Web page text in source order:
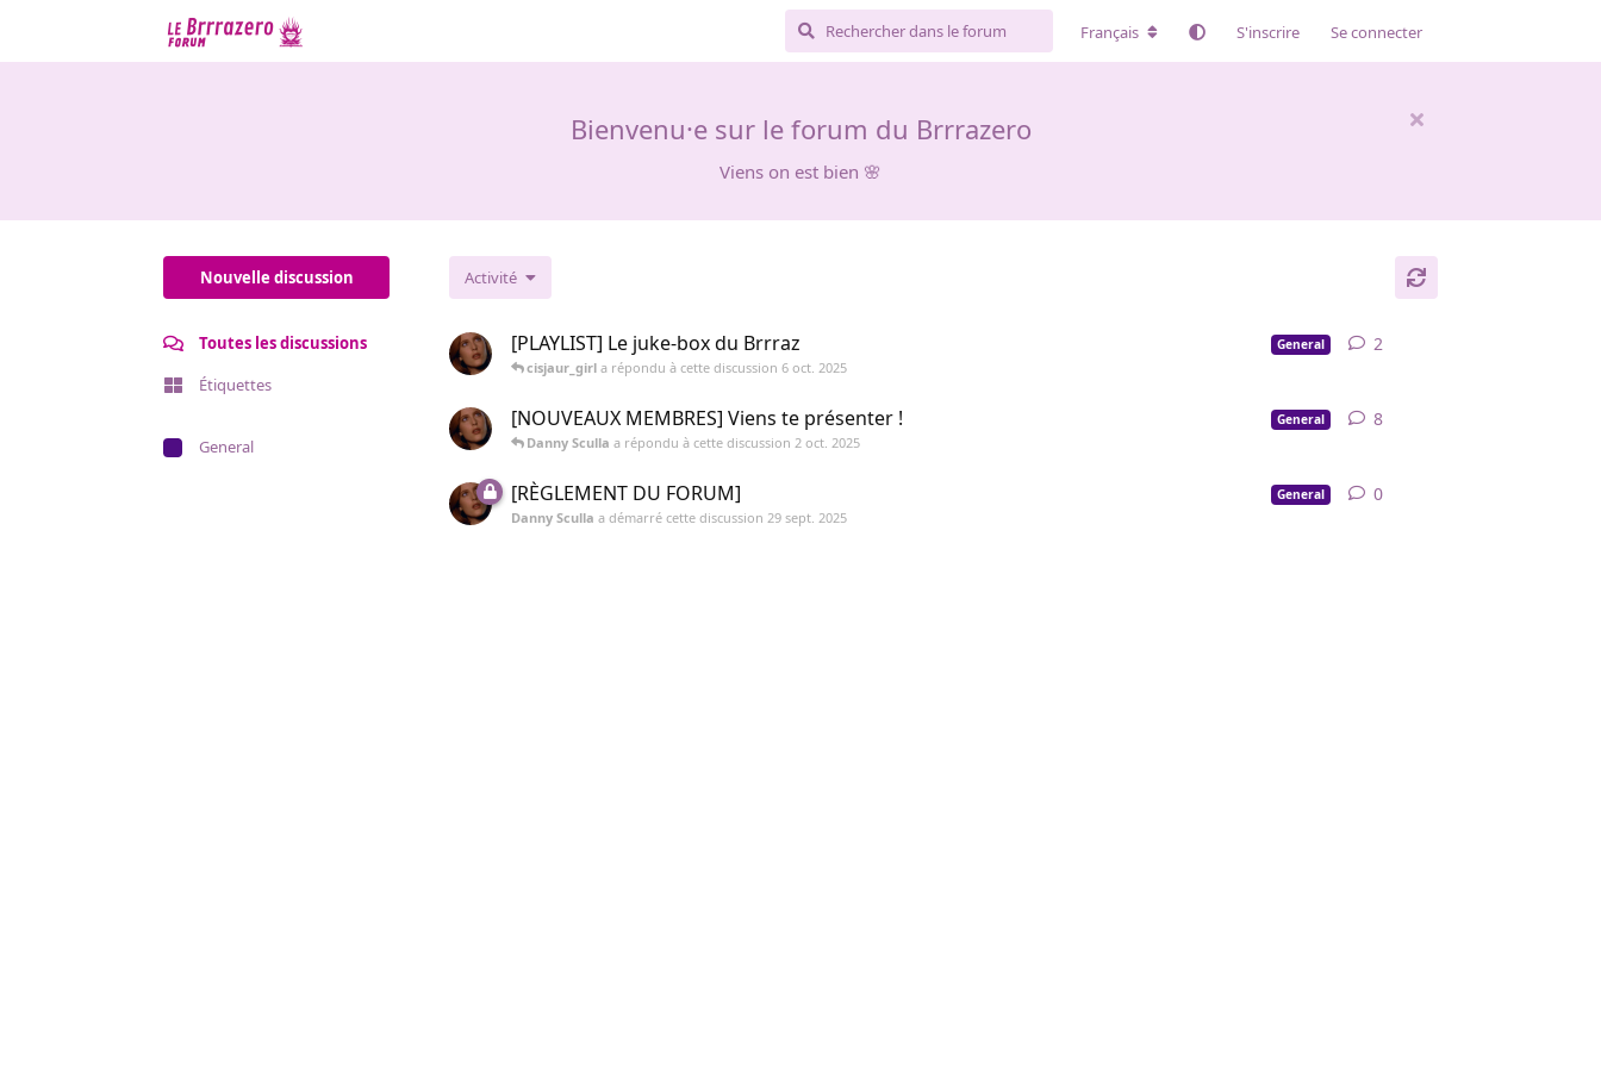
Français S'inscrire Se connecter
Bienvenu·e sur le forum du Brrrazero
Viens on est bien 🌸
Nouvelle discussion
Toutes les discussions
Étiquettes
General
Activité
[PLAYLIST] Le juke-box du Brrraz General
cisjaur_girl a répondu à cette discussion 6 oct. 2025
2
[NOUVEAUX MEMBRES] Viens te présenter ! General
Danny Sculla a répondu à cette discussion 2 oct. 2025
8
[RÈGLEMENT DU FORUM] General
Danny Sculla a démarré cette discussion 29 sept. 2025
0